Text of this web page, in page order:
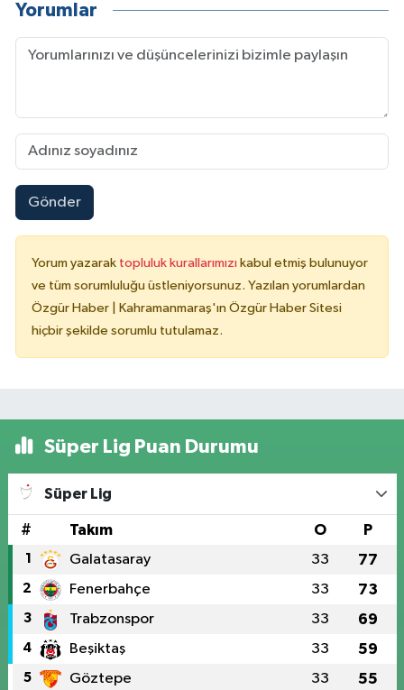
Yorumlar
Gönder
Yorum yazarak topluluk kurallarımızı kabul etmiş bulunuyor
ve tüm sorumluluğu üstleniyorsunuz. Yazılan yorumlardan
Özgür Haber | Kahramanmaraş'ın Özgür Haber Sitesi
hiçbir şekilde sorumlu tutulamaz.
Süper Lig Puan Durumu
Süper Lig
# Takım O P
1 Galatasaray 33 77
2 Fenerbahçe 33 73
3 Trabzonspor 33 69
4 Beşiktaş 33 59
5 Göztepe 33 55